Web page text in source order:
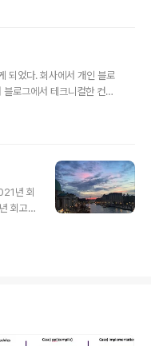
이전
부분
싶은 것
이 참 많
고도
되었다. 회사에서 개인 블로
로그에서 테크니컬한 컨텐
그에 글 쓰는 것보다 회사
을 가지고 활동해서 회고
라운드인 서버 파트에서 활
트 앱잼 멘토로도 갔다. 생각
년 회
회고
들을
올해
. 국내
을 통